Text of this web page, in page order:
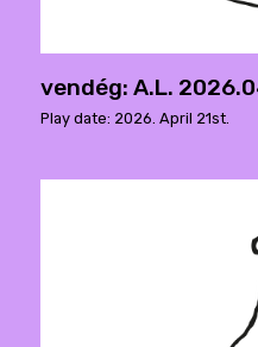
vendég: A.L.
Play date: 2026. April 21st.